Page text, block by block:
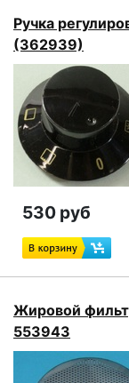
Ручка
(362939)
530 руб
Жировой
553943